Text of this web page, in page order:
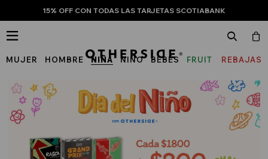
15% OFF CON TODAS LAS TARJETAS SCOTIABANK
MUJER HOMBRE NIÑA NIÑO BEBÉS
FRUIT
THE
LOOM
REBAJAS
